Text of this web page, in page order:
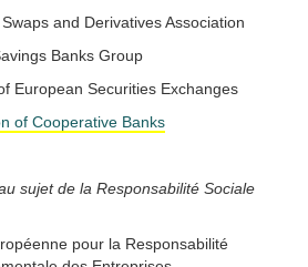
and Derivatives Association
Banks Group
European Securities Exchanges
of Cooperative Banks
sujet de la Responsabilité Sociale
pour la Responsabilité